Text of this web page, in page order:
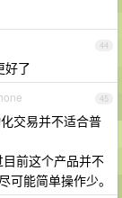
44
好了
45
交易并不适合普
前这个产品并不
能简单操作少。